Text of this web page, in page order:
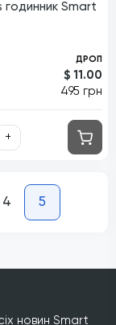
годинник Smart
ДРОП
$ 11.00
495 грн
+
4 5
новин Smart